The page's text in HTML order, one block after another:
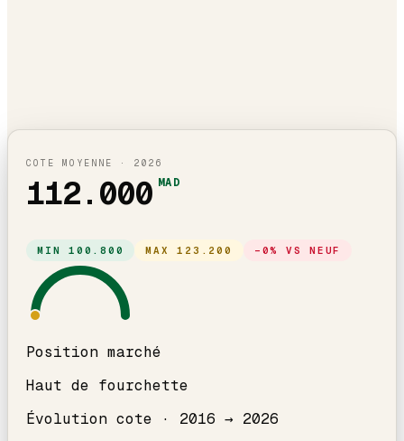
COTE MOYENNE · 2026
112.000 MAD
MIN100.800 MAX123.200 − 0% VS NEUF
Position marché
Haut de fourchette
Évolution cote · 2016 → 2026